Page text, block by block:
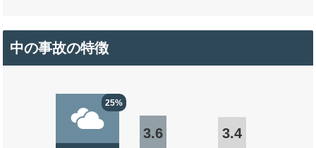
中の事故の特徴
25%
3.6 3.4